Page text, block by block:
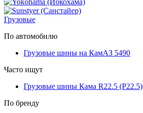
Грузовые
По автомобилю
Грузовые шины на КамАЗ 5490
Часто ищут
Грузовые шины Кама R22.5 (Р22.5)
По бренду